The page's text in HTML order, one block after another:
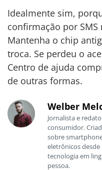
Idealmente sim,
confirmação por
Mantenha o chip
troca. Se perdeu o
Centro de ajuda
de outras formas.
Welber
Jornalista e
consumidor.
sobre
eletrônicos
tecnologia em
pessoa.